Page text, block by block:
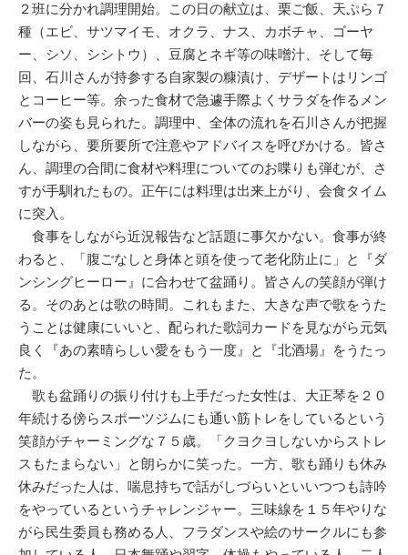
２班に分かれ調理開始。この日の献立は、栗ご飯、天ぷら７
種（エビ、サツマイモ、オクラ、ナス、カボチャ、ゴーヤ
ー、シソ、シシトウ）、豆腐とネギ等の味噌汁、そして毎
回、石川さんが持参する自家製の糠漬け、デザートはリンゴ
とコーヒー等。余った食材で急遽手際よくサラダを作るメン
バーの姿も見られた。調理中、全体の流れを石川さんが把握
しながら、要所要所で注意やアドバイスを呼びかける。皆さ
ん、調理の合間に食材や料理についてのお喋りも弾むが、さ
すが手馴れたもの。正午には料理は出来上がり、会食タイム
に突入。
食事をしながら近況報告など話題に事欠かない。食事が終
わると、「腹ごなしと身体と頭を使って老化防止に」と『ダ
ンシングヒーロー』に合わせて盆踊り。皆さんの笑顔が弾け
る。そのあとは歌の時間。これもまた、大きな声で歌をうた
うことは健康にいいと、配られた歌詞カードを見ながら元気
良く『あの素晴らしい愛をもう一度』と『北酒場』をうたっ
た。
歌も盆踊りの振り付けも上手だった女性は、大正琴を２０
年続ける傍らスポーツジムにも通い筋トレをしているという
笑顔がチャーミングな７５歳。「クヨクヨしないからストレ
スもたまらない」と朗らかに笑った。一方、歌も踊りも休み
休みだった人は、喘息持ちで話がしづらいといいつつも詩吟
をやっているというチャレンジャー。三味線を１５年やりな
がら民生委員も務める人、フラダンスや絵のサークルにも参